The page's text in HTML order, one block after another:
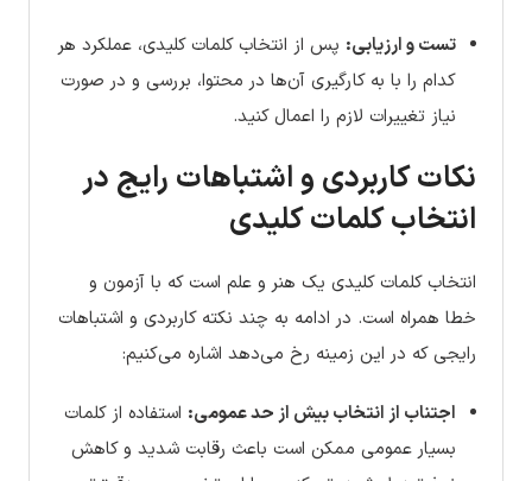
تست و ارزیابی: پس از انتخاب کلمات کلیدی، عملکرد هر
کدام را با به کارگیری آن‌ها در محتوا، بررسی و در صورت
نیاز تغییرات لازم را اعمال کنید.
نکات کاربردی و اشتباهات رایج در
انتخاب کلمات کلیدی
انتخاب کلمات کلیدی یک هنر و علم است که با آزمون و
خطا همراه است. در ادامه به چند نکته کاربردی و اشتباهات
رایجی که در این زمینه رخ می‌دهد اشاره می‌کنیم:
اجتناب از انتخاب بیش از حد عمومی: استفاده از کلمات
بسیار عمومی ممکن است باعث رقابت شدید و کاهش